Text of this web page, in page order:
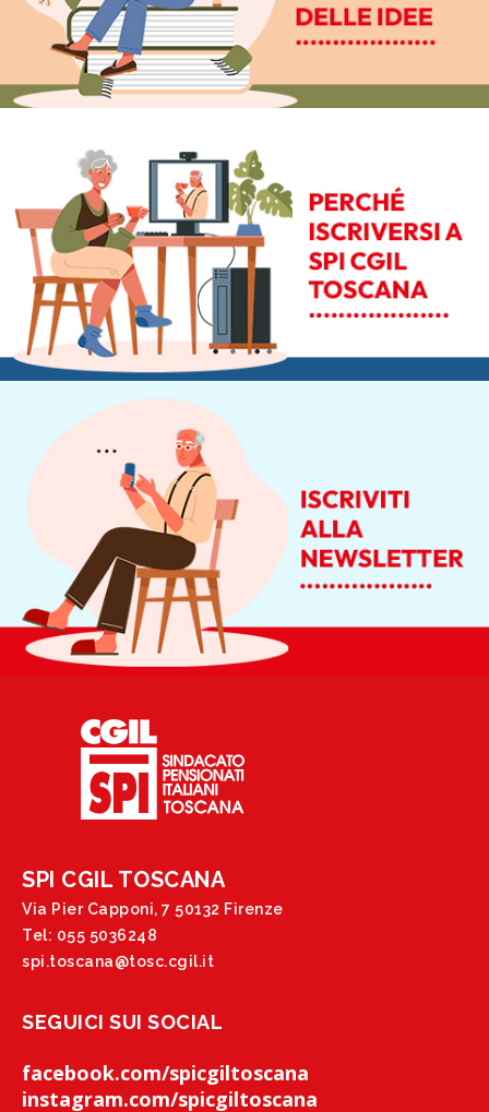
SPI CGIL TOSCANA
Via Pier Capponi, 7 50132 Firenze
Tel: 055 5036248
spi.toscana@tosc.cgil.it
SEGUICI SUI SOCIAL
facebook.com/spicgiltoscana
instagram.com/spicgiltoscana